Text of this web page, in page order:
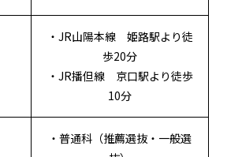
・JR山陽本線 姫路駅より徒
歩20分
・JR播但線 京口駅より徒歩
10分
・普通科（推薦選抜・一般選